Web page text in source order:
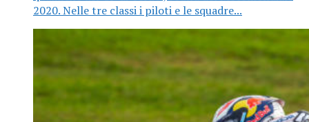
2020. Nelle tre classi i piloti e le squadre...